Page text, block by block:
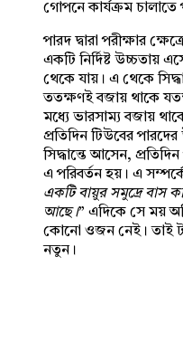
গোপনে কার্যক্রম চালাতে
পারদ দ্বারা পরীক্ষার
একটি নির্দিষ্ট উচ্চতায়
থেকে যায়। এ থেকে
ততক্ষণই বজায় থাকে
মধ্যে ভারসাম্য বজায়
প্রতিদিন টিউবের
সিদ্ধান্তে আসেন,
এ পরিবর্তন হয়। এ
একটি বায়ুর সমুদ্রে বাস
আছে।” এদিকে সে ময়
কোনো ওজন নেই। তাই
নতুন।